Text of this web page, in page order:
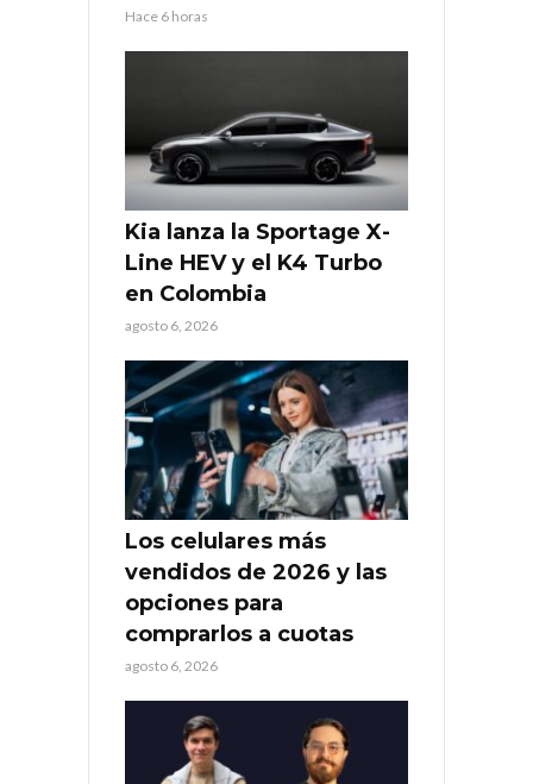
Hace 6 horas
Kia lanza la Sportage X-
Line HEV y el K4 Turbo
en Colombia
agosto 6, 2026
Los celulares más
vendidos de 2026 y las
opciones para
comprarlos a cuotas
agosto 6, 2026